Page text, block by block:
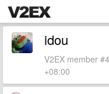
idou
V2EX member
+08:00